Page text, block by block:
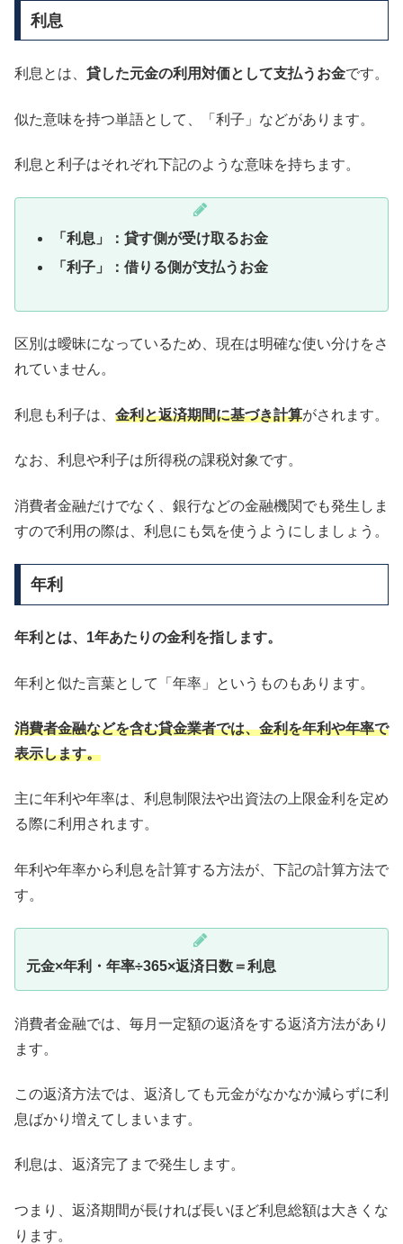
利息
利息とは、 貸した元金の利用対価として支払うお金です。
似た意味を持つ単語として、「利子」などがあります。
利息と利子はそれぞれ下記のような意味を持ちます。
「利息」：貸す側が受け取るお金
「利子」：借りる側が支払うお金
区別は曖昧になっているため、現在は明確な使い分けをさ
れていません。
利息も利子は、 金利と返済期間に基づき計算がされます。
なお、利息や利子は所得税の課税対象です。
消費者金融だけでなく、銀行などの金融機関でも発生しま
すので利用の際は、利息にも気を使うようにしましょう。
年利
年利とは、1年あたりの金利を指します。
年利と似た言葉として「年率」というものもあります。
消費者金融などを含む貸金業者では、金利を年利や年率で
表示します。
主に年利や年率は、利息制限法や出資法の上限金利を定め
る際に利用されます。
年利や年率から利息を計算する方法が、下記の計算方法で
す。
元金×年利・年率÷365×返済日数＝利息
消費者金融では、毎月一定額の返済をする返済方法があり
ます。
この返済方法では、返済しても元金がなかなか減らずに利
息ばかり増えてしまいます。
利息は、返済完了まで発生します。
つまり、返済期間が長ければ長いほど利息総額は大きくな
ります。